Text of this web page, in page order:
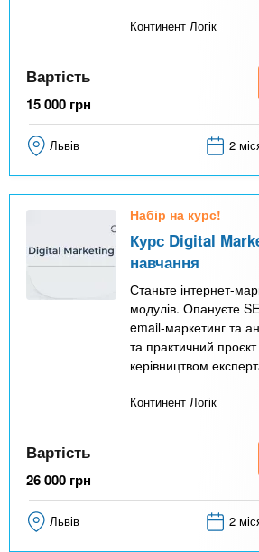
Континент Логік
Вартість
15 000 грн
Львів 2
Набір на курс!
Курс Digital
навчання
Станьте інтернет-
модулів. Опануєте
email-маркетинг та
та практичний
керівництвом
Континент Логік
Вартість
26 000 грн
Львів 2